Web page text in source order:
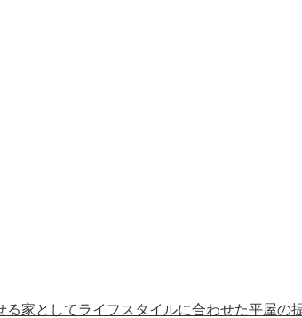
る家としてライフスタイルに合わせた平屋の